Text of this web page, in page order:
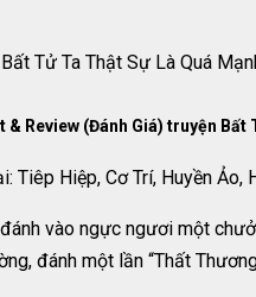
Tử Ta Thật Sự Là Quá
& Review (Đánh Giá) truyện
Tiêp Hiệp, Cơ Trí, Huyền Ảo,
vào ngực ngươi một
đánh một lần “Thất